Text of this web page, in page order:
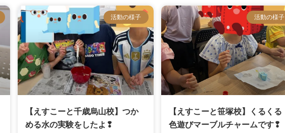
活動の様子
【えすこーと千歳烏山校】つか
める水の実験をしたよ❢
活動の様子
【えすこーと笹塚校】くるくる
色遊びマーブルチャームです❢